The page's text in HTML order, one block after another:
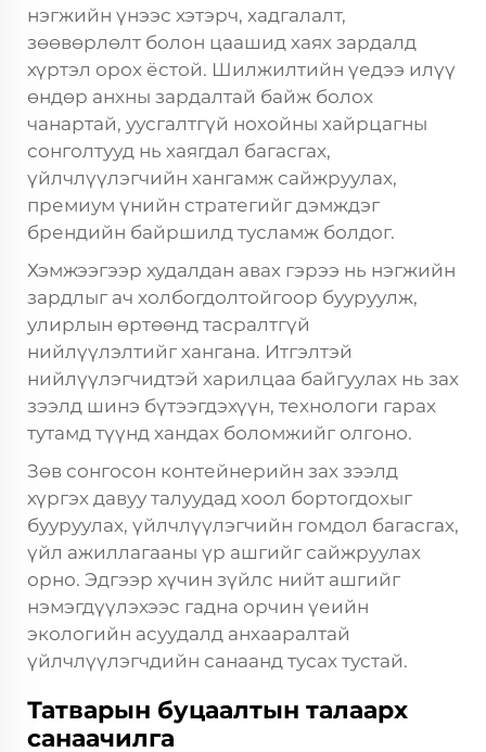
нэгжийн үнээс хэтэрч, хадгалалт,
зөөвөрлөлт болон цаашид хаях зардалд
хүртэл орох ёстой. Шилжилтийн үедээ илүү
өндөр анхны зардалтай байж болох
чанартай, уусгалтгүй нохойны хайрцагны
сонголтууд нь хаягдал багасгах,
үйлчлүүлэгчийн хангамж сайжруулах,
премиум үнийн стратегийг дэмждэг
брендийн байршилд тусламж болдог.
Хэмжээгээр худалдан авах гэрээ нь нэгжийн
зардлыг ач холбогдолтойгоор бууруулж,
улирлын өртөөнд тасралтгүй
нийлүүлэлтийг хангана. Итгэлтэй
нийлүүлэгчидтэй харилцаа байгуулах нь зах
зээлд шинэ бүтээгдэхүүн, технологи гарах
тутамд түүнд хандах боломжийг олгоно.
Зөв сонгосон контейнерийн зах зээлд
хүргэх давуу талуудад хоол бортогдохыг
бууруулах, үйлчлүүлэгчийн гомдол багасгах,
үйл ажиллагааны үр ашгийг сайжруулах
орно. Эдгээр хүчин зүйлс нийт ашгийг
нэмэгдүүлэхээс гадна орчин үеийн
экологийн асуудалд анхааралтай
үйлчлүүлэгчдийн санаанд тусах тустай.
Татварын буцаалтын талаарх
санаачилга